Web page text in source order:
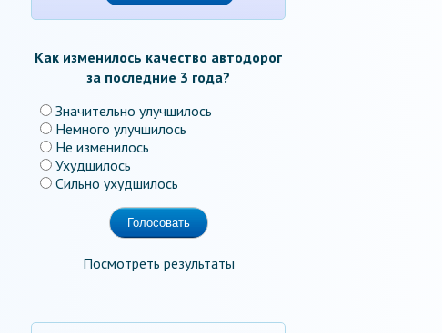
Как изменилось качество автодорог
за последние 3 года?
Значительно улучшилось
Немного улучшилось
Не изменилось
Ухудшилось
Сильно ухудшилось
Посмотреть результаты